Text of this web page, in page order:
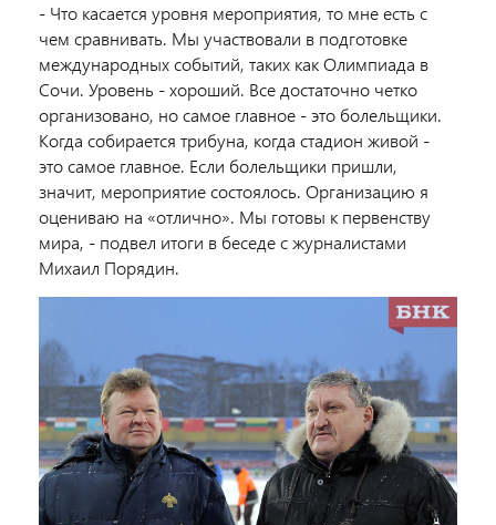
- Что касается уровня мероприятия, то мне есть с
чем сравнивать. Мы участвовали в подготовке
международных событий, таких как Олимпиада в
Сочи. Уровень - хороший. Все достаточно четко
организовано, но самое главное - это болельщики.
Когда собирается трибуна, когда стадион живой -
это самое главное. Если болельщики пришли,
значит, мероприятие состоялось. Организацию я
оцениваю на «отлично». Мы готовы к первенству
мира, - подвел итоги в беседе с журналистами
Михаил Порядин.